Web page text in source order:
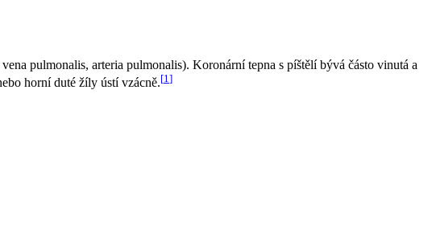
pulmonalis, arteria pulmonalis). Koronární tepna s píštělí bývá částo vinutá a
horní duté žíly ústí vzácně.[1 ]